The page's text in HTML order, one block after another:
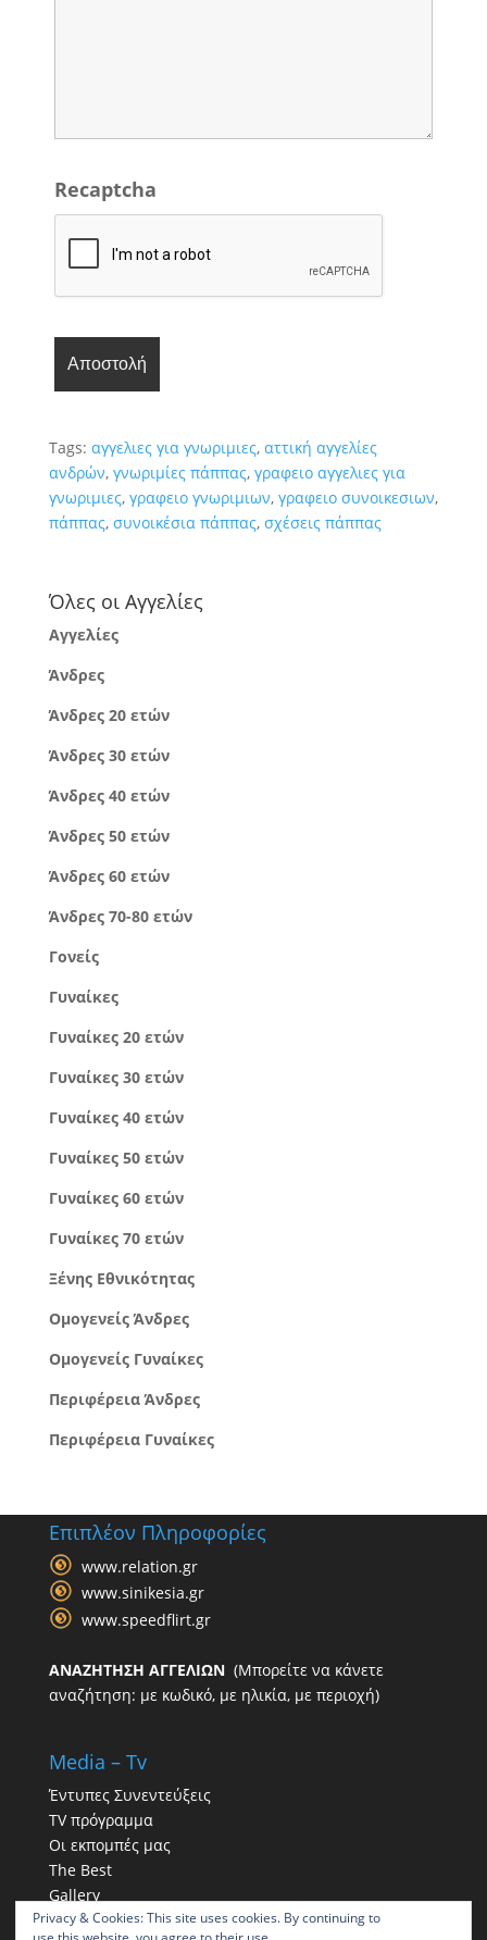
Recaptcha
Tags: αγγελιες για γνωριμιες, αττική αγγελίες
ανδρών, γνωριμίες πάππας, γραφειο αγγελιες για
γνωριμιες, γραφειο γνωριμιων, γραφειο συνοικεσιων,
πάππας, συνοικέσια πάππας, σχέσεις πάππας
Όλες οι Αγγελίες
Αγγελίες
Άνδρες
Άνδρες 20 ετών
Άνδρες 30 ετών
Άνδρες 40 ετών
Άνδρες 50 ετών
Άνδρες 60 ετών
Άνδρες 70-80 ετών
Γονείς
Γυναίκες
Γυναίκες 20 ετών
Γυναίκες 30 ετών
Γυναίκες 40 ετών
Γυναίκες 50 ετών
Γυναίκες 60 ετών
Γυναίκες 70 ετών
Ξένης Εθνικότητας
Ομογενείς Άνδρες
Ομογενείς Γυναίκες
Περιφέρεια Άνδρες
Περιφέρεια Γυναίκες
Επιπλέον Πληροφορίες
www.relation.gr
www.sinikesia.gr
www.speedflirt.gr
ΑΝΑΖΗΤΗΣΗ ΑΓΓΕΛΙΩΝ(Μπορείτε να κάνετε
αναζήτηση: με κωδικό, με ηλικία, με περιοχή)
Media – Tv
Έντυπες Συνεντεύξεις
TV πρόγραμμα
Οι εκπομπές μας
The Best
Gallery
Η παρουσία μας στα social
Privacy & Cookies: This site uses cookies. By continuing to